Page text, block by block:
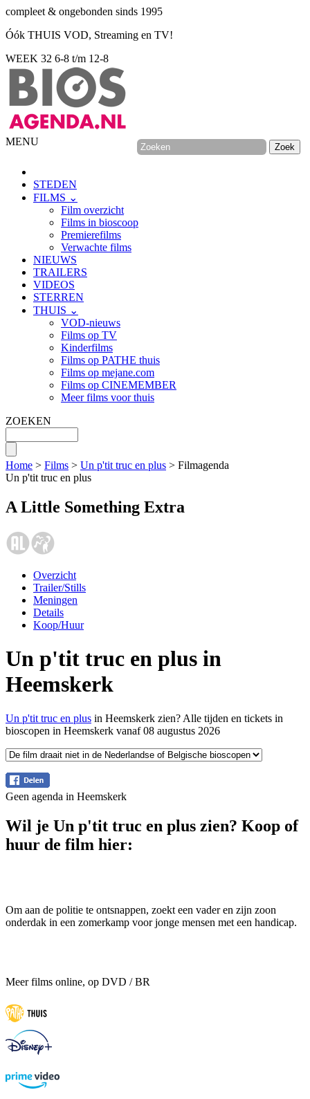
compleet & ongebonden sinds 1995
Óók THUIS VOD, Streaming en TV!
WEEK 32 6-8 t/m 12-8
MENU
STEDEN
FILMS ⌄
Film overzicht
Films in bioscoop
Premierefilms
Verwachte films
NIEUWS
TRAILERS
VIDEOS
STERREN
THUIS ⌄
VOD-nieuws
Films op TV
Kinderfilms
Films op PATHE thuis
Films op mejane.com
Films op CINEMEMBER
Meer films voor thuis
ZOEKEN
Home > Films > Un p'tit truc en plus > Filmagenda
Un p'tit truc en plus
A Little Something Extra
Overzicht
Trailer/Stills
Meningen
Details
Koop/Huur
Un p'tit truc en plus in
Heemskerk
Un p'tit truc en plus in Heemskerk zien? Alle tijden en tickets in
bioscopen in Heemskerk vanaf 08 augustus 2026
Geen agenda in Heemskerk
Wil je Un p'tit truc en plus zien? Koop of
huur de film hier:
Om aan de politie te ontsnappen, zoekt een vader en zijn zoon
onderdak in een zomerkamp voor jonge mensen met een handicap.
Meer films online, op DVD / BR